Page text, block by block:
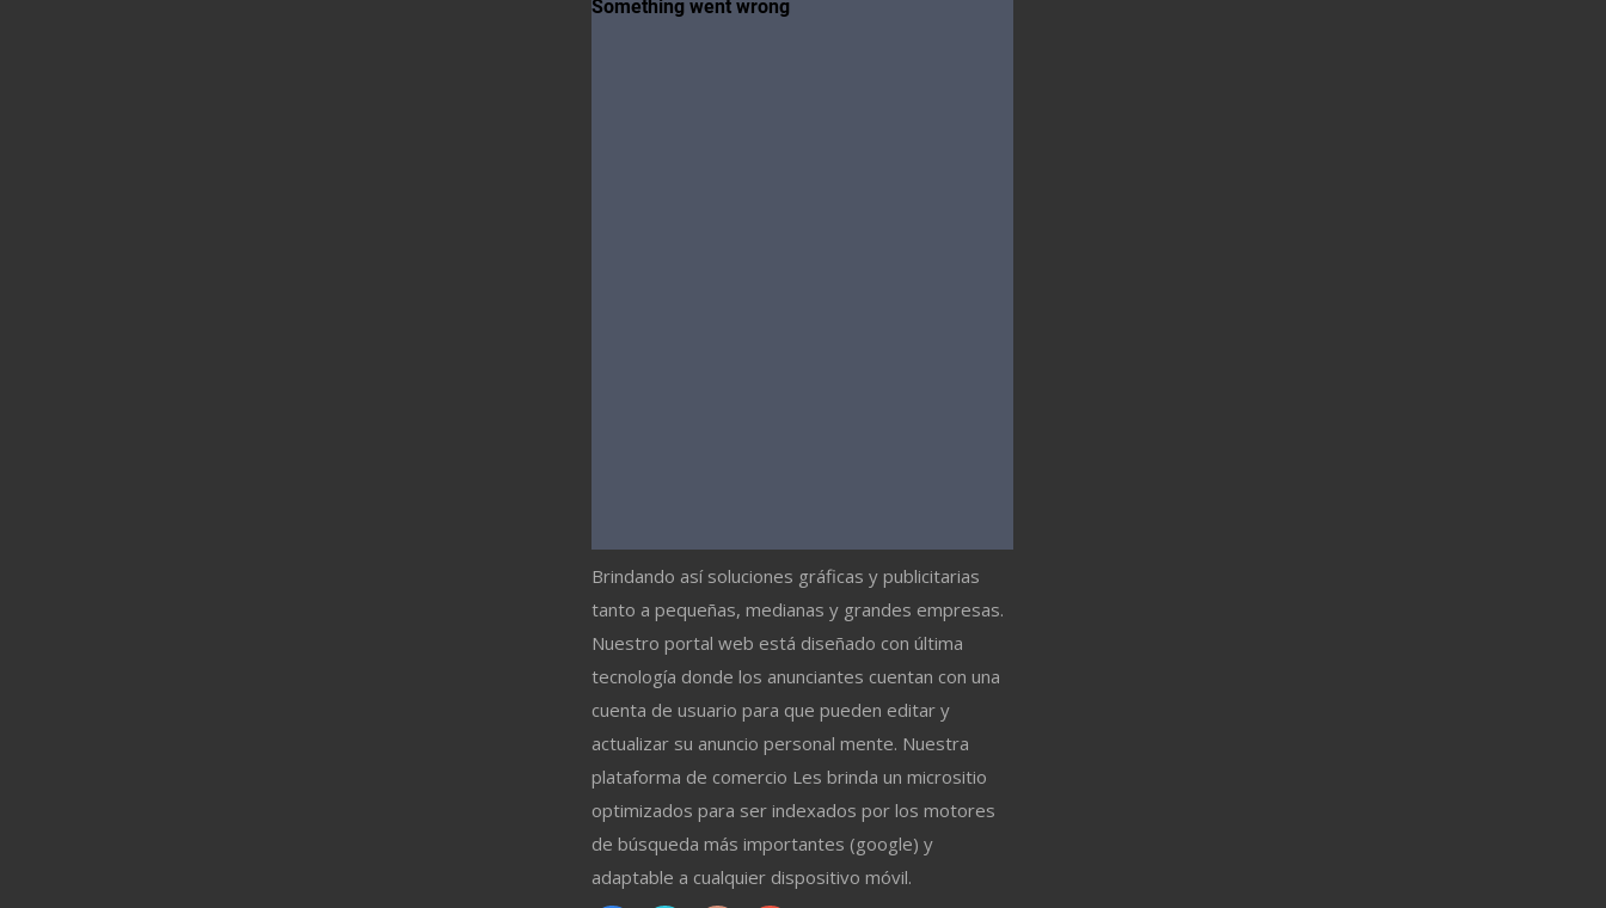
Brindando así soluciones gráficas y publicitarias
tanto a pequeñas, medianas y grandes empresas.
Nuestro portal web está diseñado con última
tecnología donde los anunciantes cuentan con una
cuenta de usuario para que pueden editar y
actualizar su anuncio personal mente. Nuestra
plataforma de comercio Les brinda un micrositio
optimizados para ser indexados por los motores
de búsqueda más importantes (google) y
adaptable a cualquier dispositivo móvil.